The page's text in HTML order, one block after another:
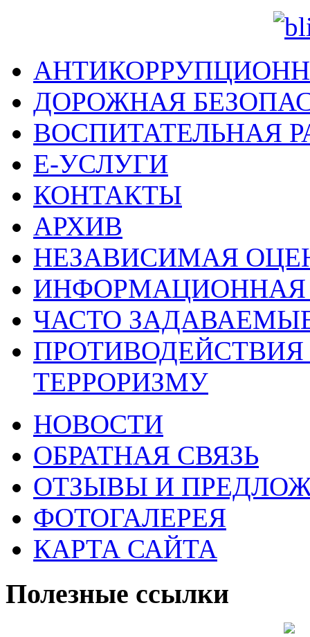
ДОРОЖНАЯ
ВОСПИТАТЕЛЬНАЯ
Е-УСЛУГИ
КОНТАКТЫ
АРХИВ
НЕЗАВИСИМАЯ
ИНФОРМАЦИОННАЯ
ЧАСТО
ТЕРРОРИЗМУ
НОВОСТИ
ОБРАТНАЯ СВЯЗЬ
ОТЗЫВЫ И
ФОТОГАЛЕРЕЯ
КАРТА САЙТА
Полезные ссылки